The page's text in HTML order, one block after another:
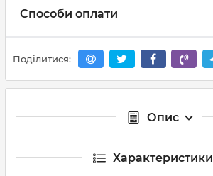
Способи оплати
Поділитися:
Опис
Характеристики